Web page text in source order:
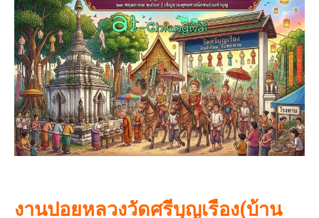
งานปอยหลวงวัดศรีบุญเรือง(บ้าน